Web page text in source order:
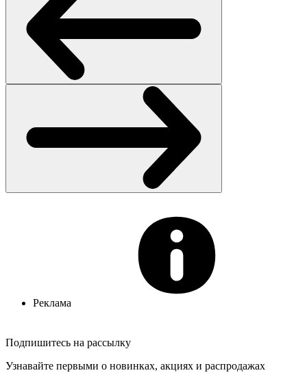
Реклама
Подпишитесь на рассылку
Узнавайте первыми о новинках, акциях и распродажах